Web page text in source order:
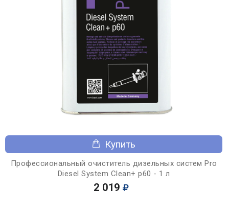
Купить
Профессиональный очиститель дизельных систем Pro
Diesel System Clean+ p60 - 1 л
2 019